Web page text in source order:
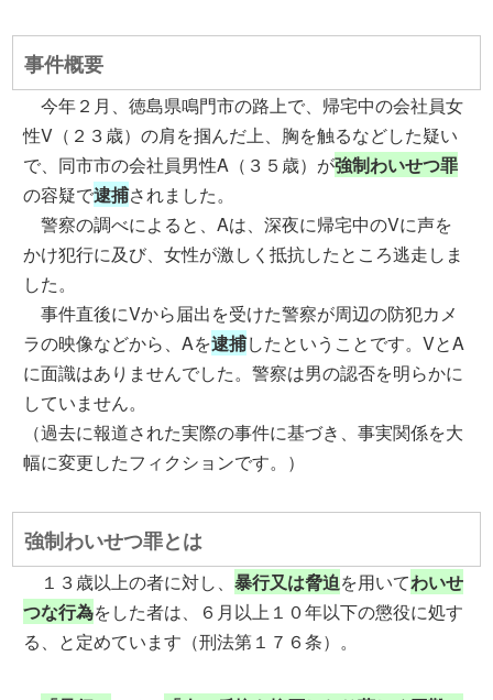
事件概要
今年２月、徳島県鳴門市の路上で、帰宅中の会社員女
性V（２３歳）の肩を掴んだ上、胸を触るなどした疑い
で、同市市の会社員男性A（３５歳）が強制わいせつ罪
の容疑で逮捕されました。
警察の調べによると、Aは、深夜に帰宅中のVに声を
かけ犯行に及び、女性が激しく抵抗したところ逃走しま
した。
事件直後にVから届出を受けた警察が周辺の防犯カメ
ラの映像などから、Aを逮捕したということです。VとA
に面識はありませんでした。警察は男の認否を明らかに
していません。
（過去に報道された実際の事件に基づき、事実関係を大
幅に変更したフィクションです。）
強制わいせつ罪とは
１３歳以上の者に対し、暴行又は脅迫を用いてわいせ
つな行為をした者は、６月以上１０年以下の懲役に処す
る、と定めています（刑法第１７６条）。